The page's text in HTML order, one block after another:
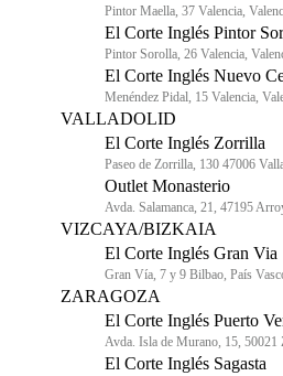
Pintor Maella, 37 Valencia,
El Corte Inglés Pintor
Pintor Sorolla, 26 Valencia,
El Corte Inglés Nuevo
Menéndez Pidal, 15 Valencia,
VALLADOLID
El Corte Inglés Zorrilla
Paseo de Zorrilla, 130 47006
Outlet Monasterio
Avda. Salamanca, 21, 47195
VIZCAYA/BIZKAIA
El Corte Inglés Gran Via
Gran Vía, 7 y 9 Bilbao, País
ZARAGOZA
El Corte Inglés Puerto
Avda. Isla de Murano, 15, 50021
El Corte Inglés Sagasta